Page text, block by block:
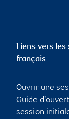
Liens vers les
français
Ouvrir une
Guide
session